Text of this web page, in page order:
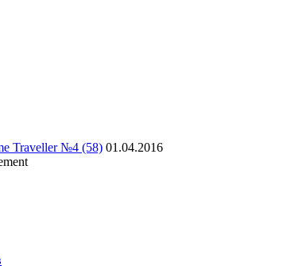
Traveller №4 (58) 01.04.2016